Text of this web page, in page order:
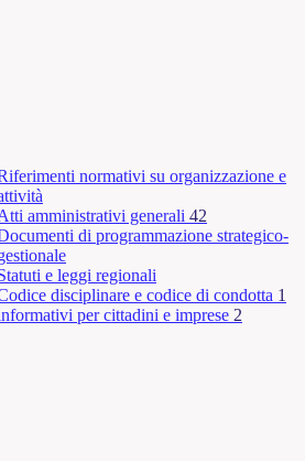
normativi su organizzazione e
amministrativi generali 42
di programmazione strategico-
e leggi regionali
disciplinare e codice di condotta 1
per cittadini e imprese 2